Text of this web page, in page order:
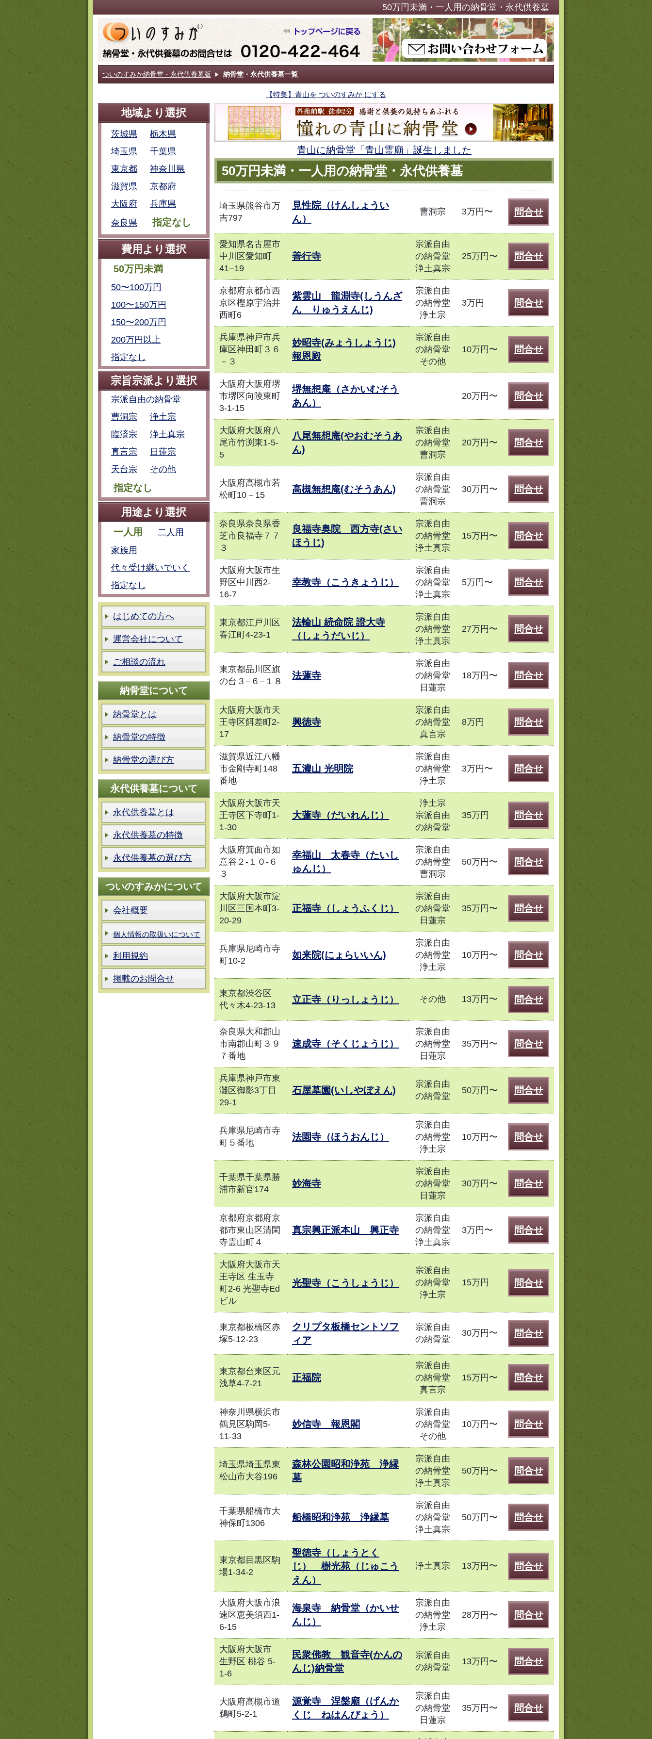
50万円未満・一人用の納骨堂・永代供養墓
ついのすみか納骨堂・永代供養墓版 納骨堂・永代供養墓一覧
【特集】青山を ついのすみか にする
青山に納骨堂「青山霊廟」誕生しました
50万円未満・一人用の納骨堂・永代供養墓
埼玉県熊谷市万
吉797
見性院（けんしょうい
ん）
曹洞宗 3万円〜 問合せ
愛知県名古屋市
中川区愛知町
41−19
善行寺
宗派自由
の納骨堂
浄土真宗
25万円〜 問合せ
京都府京都市西
京区樫原宇治井
西町6
紫雲山 龍淵寺(しうんざ
ん りゅうえんじ)
宗派自由
の納骨堂
浄土宗
3万円 問合せ
兵庫県神戸市兵
庫区神田町３６
－３
妙昭寺(みょうしょうじ)
報恩殿
宗派自由
の納骨堂
その他
10万円〜 問合せ
大阪府大阪府堺
市堺区向陵東町
3-1-15
堺無想庵（さかいむそう
あん）
20万円〜 問合せ
大阪府大阪府八
尾市竹渕東1-5-
5
八尾無想庵(やおむそうあ
ん)
宗派自由
の納骨堂
曹洞宗
20万円〜 問合せ
大阪府高槻市若
松町10－15
高槻無想庵(むそうあん)
宗派自由
の納骨堂
曹洞宗
30万円〜 問合せ
奈良県奈良県香
芝市良福寺７７
３
良福寺奥院 西方寺(さい
ほうじ)
宗派自由
の納骨堂
浄土真宗
15万円〜 問合せ
大阪府大阪市生
野区中川西2-
16-7
幸教寺（こうきょうじ）
宗派自由
の納骨堂
浄土真宗
5万円〜 問合せ
東京都江戸川区
春江町4-23-1
法輪山 続命院 證大寺
（しょうだいじ）
宗派自由
の納骨堂
浄土真宗
27万円〜 問合せ
東京都品川区旗
の台３−６−１８
法蓮寺
宗派自由
の納骨堂
日蓮宗
18万円〜 問合せ
大阪府大阪市天
王寺区餌差町2-
17
興徳寺
宗派自由
の納骨堂
真言宗
8万円 問合せ
滋賀県近江八幡
市金剛寺町148
番地
五濃山 光明院
宗派自由
の納骨堂
浄土宗
3万円〜 問合せ
大阪府大阪市天
王寺区下寺町1-
1-30
大蓮寺（だいれんじ）
浄土宗
宗派自由
の納骨堂
35万円 問合せ
大阪府箕面市如
意谷２-１０-６
３
幸福山 太春寺（たいし
ゅんじ）
宗派自由
の納骨堂
曹洞宗
50万円〜 問合せ
大阪府大阪市淀
川区三国本町3-
20-29
正福寺（しょうふくじ）
宗派自由
の納骨堂
日蓮宗
35万円〜 問合せ
兵庫県尼崎市寺
町10-2
如来院(にょらいいん)
宗派自由
の納骨堂
浄土宗
10万円〜 問合せ
東京都渋谷区
代々木4-23-13
立正寺（りっしょうじ） その他 13万円〜 問合せ
奈良県大和郡山
市南郡山町３９
７番地
速成寺（そくじょうじ）
宗派自由
の納骨堂
日蓮宗
35万円〜 問合せ
兵庫県神戸市東
灘区御影3丁目
29-1
石屋墓園(いしやぼえん)
宗派自由
の納骨堂
50万円〜 問合せ
兵庫県尼崎市寺
町５番地
法園寺（ほうおんじ）
宗派自由
の納骨堂
浄土宗
10万円〜 問合せ
千葉県千葉県勝
浦市新官174
妙海寺
宗派自由
の納骨堂
日蓮宗
30万円〜 問合せ
京都府京都府京
都市東山区清閑
寺霊山町４
真宗興正派本山 興正寺
宗派自由
の納骨堂
浄土真宗
3万円〜 問合せ
大阪府大阪市天
王寺区 生玉寺
町2-6 光聖寺Ed
ビル
光聖寺（こうしょうじ）
宗派自由
の納骨堂
浄土宗
15万円 問合せ
東京都板橋区赤
塚5-12-23
クリプタ板橋セントソフ
ィア
宗派自由
の納骨堂
30万円〜 問合せ
東京都台東区元
浅草4-7-21
正福院
宗派自由
の納骨堂
真言宗
15万円〜 問合せ
神奈川県横浜市
鶴見区駒岡5-
11-33
妙信寺 報恩閣
宗派自由
の納骨堂
その他
10万円〜 問合せ
埼玉県埼玉県東
松山市大谷196
森林公園昭和浄苑 浄縁
墓
宗派自由
の納骨堂
浄土真宗
50万円〜 問合せ
千葉県船橋市大
神保町1306
船橋昭和浄苑 浄縁墓
宗派自由
の納骨堂
浄土真宗
50万円〜 問合せ
東京都目黒区駒
場1-34-2
聖徳寺（しょうとく
じ） 樹光苑（じゅこう
えん）
浄土真宗 13万円〜 問合せ
大阪府大阪市浪
速区恵美須西1-
6-15
海泉寺 納骨堂（かいせ
んじ）
宗派自由
の納骨堂
浄土宗
28万円〜 問合せ
大阪府大阪市
生野区 桃谷 5-
1-6
民衆佛教 観音寺(かんの
んじ)納骨堂
宗派自由
の納骨堂
13万円〜 問合せ
大阪府高槻市道
鵜町5-2-1
源覚寺 涅槃廟（げんか
くじ ねはんびょう）
宗派自由
の納骨堂
日蓮宗
35万円〜 問合せ
地域より選択
茨城県
栃木県
埼玉県
千葉県
東京都
神奈川県
滋賀県
京都府
大阪府
兵庫県
奈良県
指定なし
費用より選択
50万円未満
50〜100万円
100〜150万円
150〜200万円
200万円以上
指定なし
宗旨宗派より選択
宗派自由の納骨堂
曹洞宗
浄土宗
臨済宗
浄土真宗
真言宗
日蓮宗
天台宗
その他
指定なし
用途より選択
一人用
二人用
家族用
代々受け継いでいく
指定なし
はじめての方へ
運営会社について
ご相談の流れ
納骨堂について
納骨堂とは
納骨堂の特徴
納骨堂の選び方
永代供養墓について
永代供養墓とは
永代供養墓の特徴
永代供養墓の選び方
ついのすみかについて
会社概要
個人情報の取扱いについて
利用規約
掲載のお問合せ